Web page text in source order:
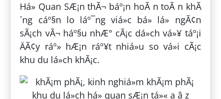
Há» Quan SÆ¡n thÃ¬ báº¡n hoÃ n toÃ n khÃ
´ng cáº§n lo láº¯ng viá»c bá» lá» ngÃ¢n
sÃ¡ch vÃ¬ háº§u nhÆ° cÃ¡c dá»ch vá»¥ táº¡i
ÄÃ¢y ráº» hÆ¡n ráº¥t nhiá»u so vá»i cÃ¡c
khu du lá»ch khÃ¡c.